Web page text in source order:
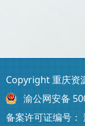
Copyright 重庆资
渝公网安备
备案许可证编号：